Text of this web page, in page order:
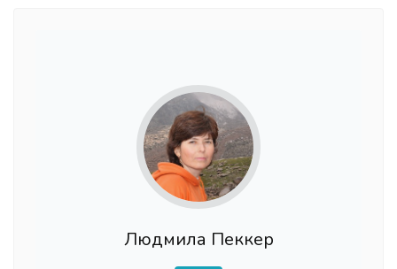
Людмила Пеккер